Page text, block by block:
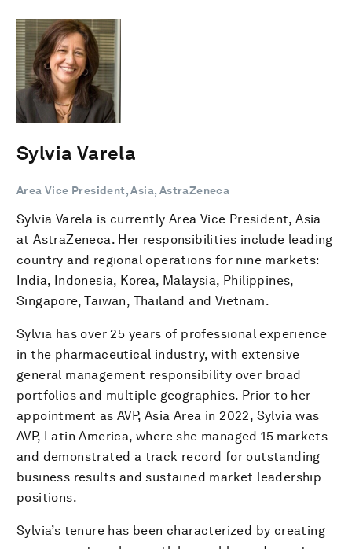
Sylvia Varela
Area Vice President, Asia, AstraZeneca
Sylvia Varela is currently Area Vice President, Asia
at AstraZeneca. Her responsibilities include leading
country and regional operations for nine markets:
India, Indonesia, Korea, Malaysia, Philippines,
Singapore, Taiwan, Thailand and Vietnam.
Sylvia has over 25 years of professional experience
in the pharmaceutical industry, with extensive
general management responsibility over broad
portfolios and multiple geographies. Prior to her
appointment as AVP, Asia Area in 2022, Sylvia was
AVP, Latin America, where she managed 15 markets
and demonstrated a track record for outstanding
business results and sustained market leadership
positions.
Sylvia’s tenure has been characterized by creating